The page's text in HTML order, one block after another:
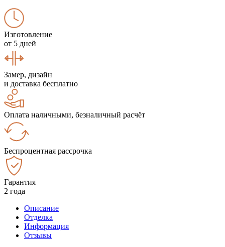
Изготовление
от 5 дней
Замер, дизайн
и доставка бесплатно
Оплата наличными, безналичный расчёт
Беспроцентная рассрочка
Гарантия
2 года
Описание
Отделка
Информация
Отзывы